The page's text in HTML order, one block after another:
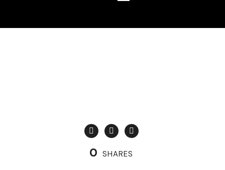
0 SHARES